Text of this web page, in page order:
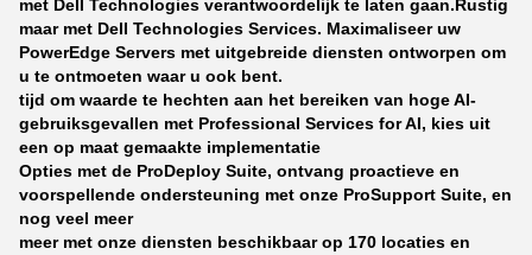
met Dell Technologies verantwoordelijk te laten gaan. Rustig
maar met Dell Technologies Services. Maximaliseer uw
PowerEdge Servers met uitgebreide diensten ontworpen om
u te ontmoeten waar u ook bent.
tijd om waarde te hechten aan het bereiken van hoge AI-
gebruiksgevallen met Professional Services for AI, kies uit
een op maat gemaakte implementatie
Opties met de ProDeploy Suite, ontvang proactieve en
voorspellende ondersteuning met onze ProSupport Suite, en
nog veel meer
meer met onze diensten beschikbaar op 170 locaties en